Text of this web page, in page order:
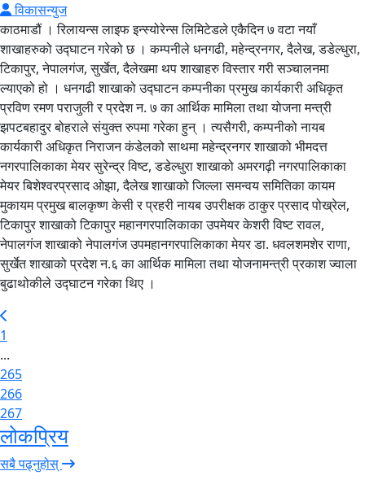
विकासन्युज
काठमाडौं । रिलायन्स लाइफ इन्स्योरेन्स लिमिटेडले एकैदिन ७ वटा नयाँ
शाखाहरुको उद्घाटन गरेको छ । कम्पनीले धनगढी, महेन्द्रनगर, दैलेख, डडेल्धुरा,
टिकापुर, नेपालगंज, सुर्खेत, दैलेखमा थप शाखाहरु विस्तार गरी सञ्चालनमा
ल्याएको हो । धनगढी शाखाको उद्घाटन कम्पनीका प्रमुख कार्यकारी अधिकृत
प्रविण रमण पराजुली र प्रदेश न. ७ का आर्थिक मामिला तथा योजना मन्त्री
झपटबहादुर बोहराले संयुक्त रुपमा गरेका हुन् । त्यसैगरी, कम्पनीको नायब
कार्यकारी अधिकृत निराजन कंडेलको साथमा महेन्द्रनगर शाखाको भीमदत्त
नगरपालिकाका मेयर सुरेन्द्र विष्ट, डडेल्धुरा शाखाको अमरगढ़ी नगरपालिकाका
मेयर बिशेश्वरप्रसाद ओझा, दैलेख शाखाको जिल्ला समन्वय समितिका कायम
मुकायम प्रमुख बालकृष्ण केसी र प्रहरी नायब उपरीक्षक ठाकुर प्रसाद पोख्रेल,
टिकापुर शाखाको टिकापुर महानगरपालिकाका उपमेयर केशरी विष्ट रावल,
नेपालगंज शाखाको नेपालगंज उपमहानगरपालिकाका मेयर डा. धवलशमशेर राणा,
सुर्खेत शाखाको प्रदेश न.६ का आर्थिक मामिला तथा योजनामन्त्री प्रकाश ज्वाला
बुढाथोकीले उद्घाटन गरेका थिए ।
1
...
265
266
267
लोकप्रिय
सबै पढ्नुहोस्